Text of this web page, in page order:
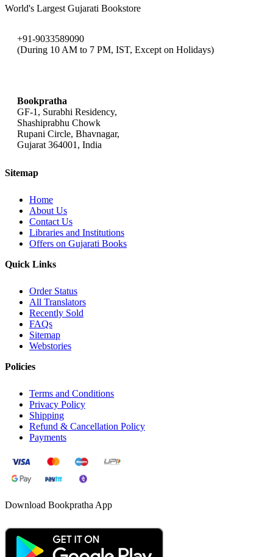
World's Largest Gujarati Bookstore
+91-9033589090
(During 10 AM to 7 PM, IST, Except on Holidays)
Bookpratha
GF-1, Surabhi Residency,
Shashiprabhu Chowk
Rupani Circle, Bhavnagar,
Gujarat 364001, India
Sitemap
Home
About Us
Contact Us
Libraries and Institutions
Offers on Gujarati Books
Quick Links
Order Status
All Translators
Recently Sold
FAQs
Sitemap
Webstories
Policies
Terms and Conditions
Privacy Policy
Shipping
Refund & Cancellation Policy
Payments
Download Bookpratha App